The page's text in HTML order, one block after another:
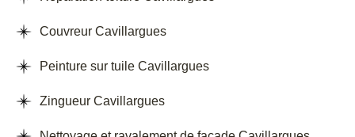
Couvreur Cavillargues
Peinture sur tuile Cavillargues
Zingueur Cavillargues